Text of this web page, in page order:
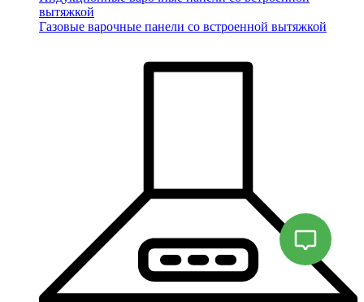
вытяжкой
Газовые варочные панели со встроенной вытяжкой